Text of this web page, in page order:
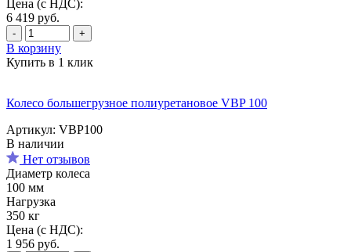
Цена (с НДС):
6 419 руб.
- +
В корзину
Купить в 1 клик
Колесо большегрузное полиуретановое VBP 100
Артикул: VBP100
В наличии
Нет отзывов
Диаметр колеса
100 мм
Нагрузка
350 кг
Цена (с НДС):
1 956 руб.